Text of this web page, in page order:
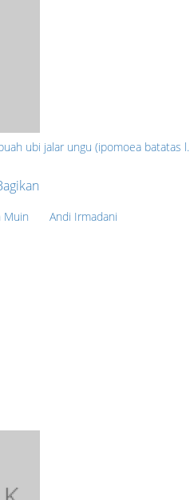
ubi jalar ungu (ipomoea batatas l.
Muin Andi Irmadani